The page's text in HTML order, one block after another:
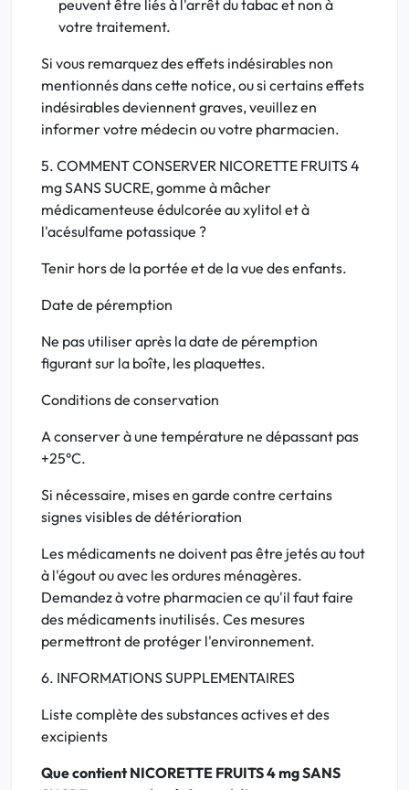
peuvent être liés à l'arrêt du tabac et non à
votre traitement.
Si vous remarquez des effets indésirables non
mentionnés dans cette notice, ou si certains effets
indésirables deviennent graves, veuillez en
informer votre médecin ou votre pharmacien.
5. COMMENT CONSERVER NICORETTE FRUITS 4
mg SANS SUCRE, gomme à mâcher
médicamenteuse édulcorée au xylitol et à
l'acésulfame potassique ?
Tenir hors de la portée et de la vue des enfants.
Date de péremption
Ne pas utiliser après la date de péremption
figurant sur la boîte, les plaquettes.
Conditions de conservation
A conserver à une température ne dépassant pas
+25°C.
Si nécessaire, mises en garde contre certains
signes visibles de détérioration
Les médicaments ne doivent pas être jetés au tout
à l'égout ou avec les ordures ménagères.
Demandez à votre pharmacien ce qu'il faut faire
des médicaments inutilisés. Ces mesures
permettront de protéger l'environnement.
6. INFORMATIONS SUPPLEMENTAIRES
Liste complète des substances actives et des
excipients
Que contient NICORETTE FRUITS 4 mg SANS